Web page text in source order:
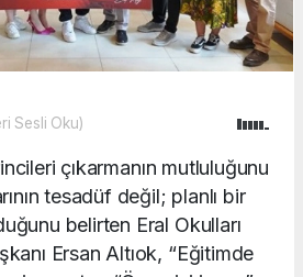
Sesli Oku)
çıkarmanın mutluluğunu
tesadüf değil; planlı bir
belirten Eral Okulları
Ersan Altıok, “Eğitimde